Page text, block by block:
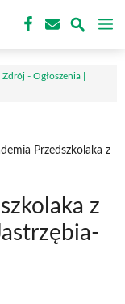
Zdrój - Ogłoszenia |
Przedszkolaka z
z